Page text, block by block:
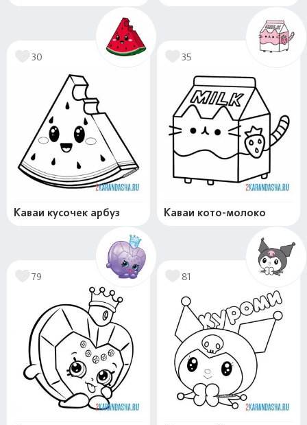
30
Каваи кусочек арбуз
35
Каваи кото-молоко
79 81